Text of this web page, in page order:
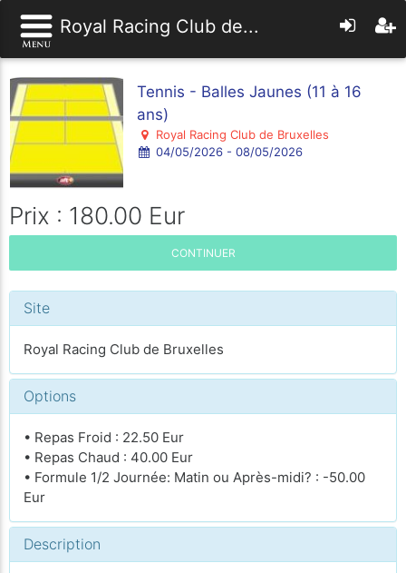
Royal Racing Club de...
Tennis - Balles Jaunes (11 à 16
ans)
Royal Racing Club de Bruxelles
04/05/2026 - 08/05/2026
Prix : 180.00 Eur
CONTINUER
Site
Royal Racing Club de Bruxelles
Options
• Repas Froid : 22.50 Eur
• Repas Chaud : 40.00 Eur
• Formule 1/2 Journée: Matin ou Après-midi? : -50.00
Eur
Description